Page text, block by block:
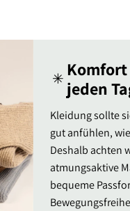
✳︎ jeden
Kleidung sollte
gut anfühlen,
Deshalb achten
atmungsaktive
bequeme